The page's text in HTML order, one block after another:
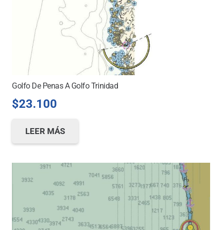
Golfo De Penas A Golfo Trinidad
$23.100
LEER MÁS